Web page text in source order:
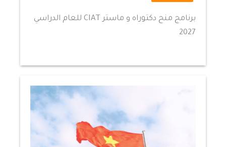
برنامج منح دكتوراه و ماستر CIAT للعام الدراسي
2027